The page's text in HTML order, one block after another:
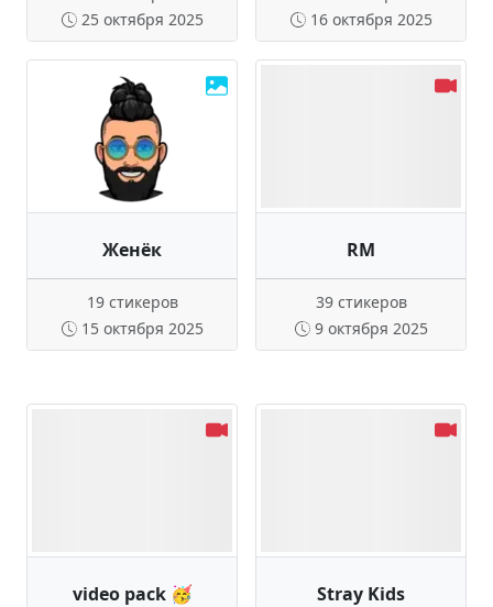
25 октября 2025
16 октября 2025
Женёк
19 стикеров
15 октября 2025
RM
39 стикеров
9 октября 2025
video pack 🥳 Stray Kids